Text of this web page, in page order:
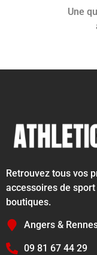
Une
Retrouvez tous vos
accessoires de
boutiques.
Angers &
09 81 67 44 29